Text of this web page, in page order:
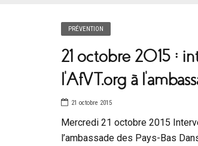
PRÉVENTION
21 octobre 2015 :
l’AfVT.org à
21 octobre 2015
Mercredi 21 octobre 2015
l’ambassade des Pays-Bas